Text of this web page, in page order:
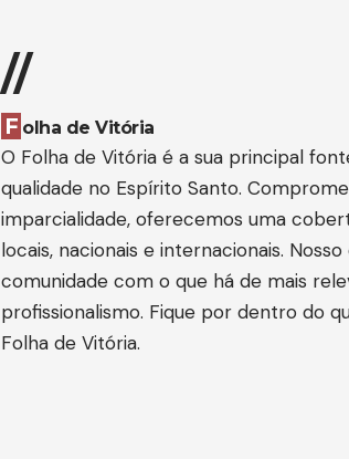
//
F olha de Vitória
O Folha de Vitória é a sua principal
qualidade no Espírito Santo.
imparcialidade, oferecemos uma
locais, nacionais e internacionais.
comunidade com o que há de mais
profissionalismo. Fique por dentro do
Folha de Vitória.